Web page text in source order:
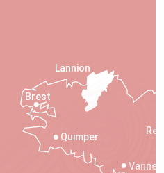
Vannes
Quimper
Lannion
Brest